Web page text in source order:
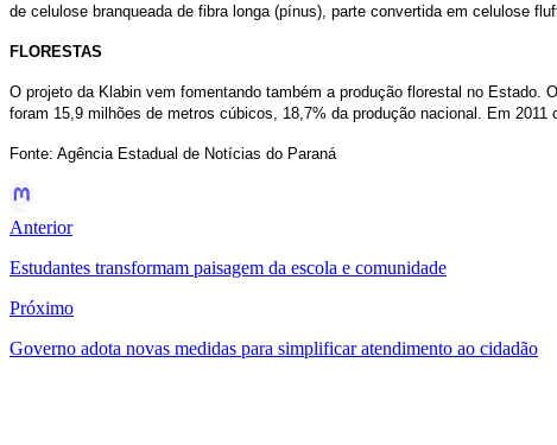
de celulose branqueada de fibra longa (pínus), parte convertida em celulose
FLORESTAS
O projeto da Klabin vem fomentando também a produção florestal no Estado.
foram 15,9 milhões de metros cúbicos, 18,7% da produção nacional. Em
Fonte: Agência Estadual de Notícias do Paraná
Anterior
Estudantes transformam paisagem da escola e comunidade
Próximo
Governo adota novas medidas para simplificar atendimento ao cidadão